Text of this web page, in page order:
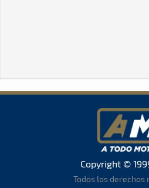
Copyright ©
Todos los derechos